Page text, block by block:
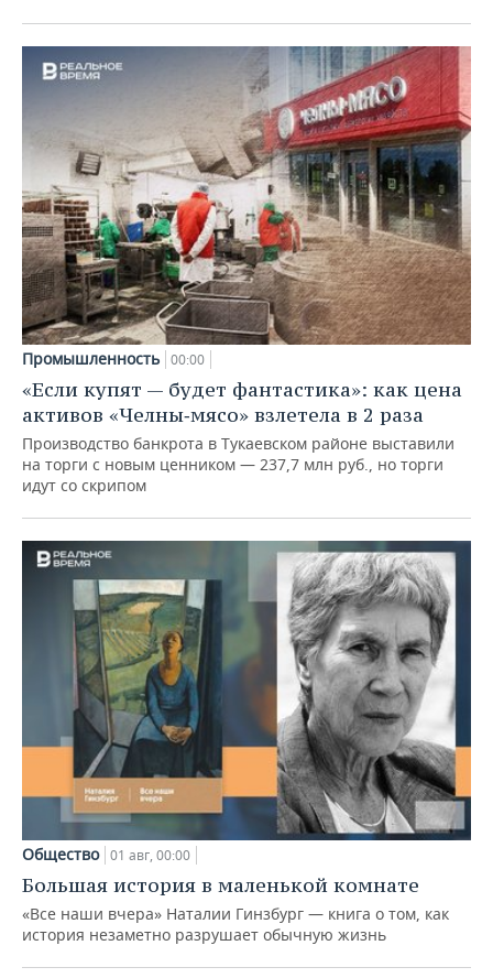
Промышленность 00:00
«Если купят — будет фантастика»: как цена
активов «Челны‑мясо» взлетела в 2 раза
Производство банкрота в Тукаевском районе выставили
на торги с новым ценником — 237,7 млн руб., но торги
идут со скрипом
Общество 01 авг, 00:00
Большая история в маленькой комнате
«Все наши вчера» Наталии Гинзбург — книга о том, как
история незаметно разрушает обычную жизнь